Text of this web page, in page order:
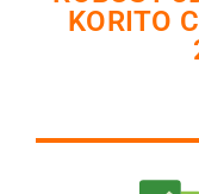
KORITO